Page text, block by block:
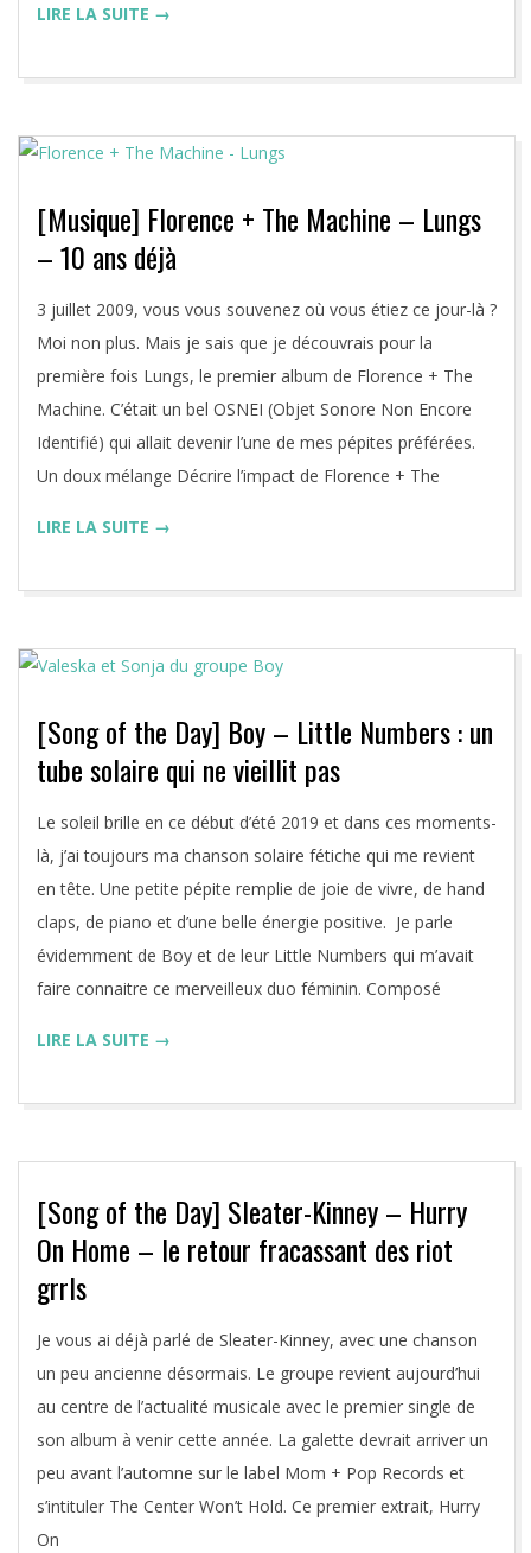
LIRE LA SUITE →
[Musique] Florence + The Machine – Lungs
– 10 ans déjà
2019-
07-
03
3 juillet 2009, vous vous souvenez où vous étiez ce jour-là ?
Moi non plus. Mais je sais que je découvrais pour la
première fois Lungs, le premier album de Florence + The
Machine. C’était un bel OSNEI (Objet Sonore Non Encore
Identifié) qui allait devenir l’une de mes pépites préférées.
Un doux mélange Décrire l’impact de Florence + The
LIRE LA SUITE →
[Song of the Day] Boy – Little Numbers : un
tube solaire qui ne vieillit pas
2019-
07-
02
Le soleil brille en ce début d’été 2019 et dans ces moments-
là, j’ai toujours ma chanson solaire fétiche qui me revient
en tête. Une petite pépite remplie de joie de vivre, de hand
claps, de piano et d’une belle énergie positive. Je parle
évidemment de Boy et de leur Little Numbers qui m’avait
faire connaitre ce merveilleux duo féminin. Composé
LIRE LA SUITE →
[Song of the Day] Sleater-Kinney – Hurry
On Home – le retour fracassant des riot
grrls
2019-
05-
29
Je vous ai déjà parlé de Sleater-Kinney, avec une chanson
un peu ancienne désormais. Le groupe revient aujourd’hui
au centre de l’actualité musicale avec le premier single de
son album à venir cette année. La galette devrait arriver un
peu avant l’automne sur le label Mom + Pop Records et
s’intituler The Center Won’t Hold. Ce premier extrait, Hurry
On